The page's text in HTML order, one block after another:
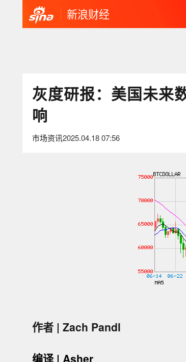
新浪财经
灰度研报：美国未来
响
市场资讯2025.04.18 07:56
作者 | Zach Pandl
编译 | Asher